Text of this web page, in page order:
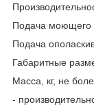
Подача
Подача
Габаритные
Масса, кг, не
-